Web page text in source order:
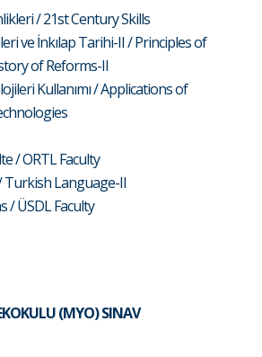
/ 21st Century Skills
ve İnkılap Tarihi-II / Principles of
of Reforms-II
Kullanımı / Applications of
/ ORTL Faculty
Turkish Language-II
/ ÜSDL Faculty
(MYO) SINAV